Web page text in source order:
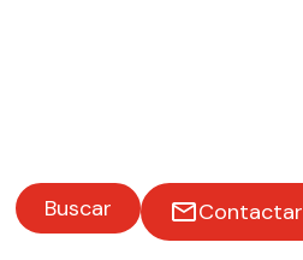
Buscar Contactar